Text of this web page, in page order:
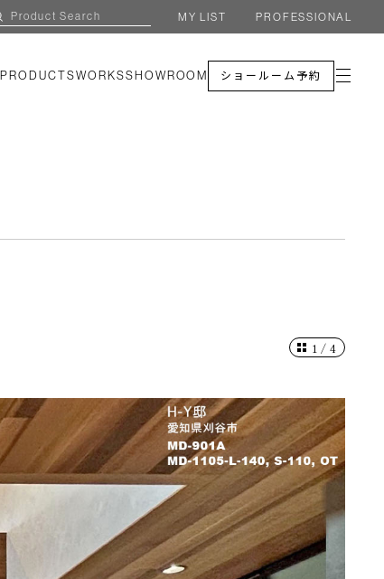
MY LIST PROFESSIONAL
PRODUCTSWORKSSHOWROOM ショールーム予約
1 /4